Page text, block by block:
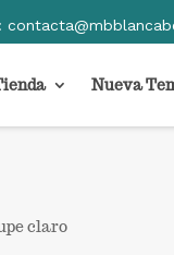
Nueva
claro